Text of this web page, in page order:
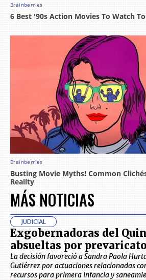
MÁS NOTICIAS
JUDICIAL
Exgobernadoras del
absueltas por
La decisión favoreció a Sandra Paola
Gutiérrez por actuaciones relacionadas
recursos para primera infancia y